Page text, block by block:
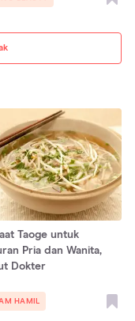
Taoge untuk
Pria dan Wanita,
Dokter
HAMIL